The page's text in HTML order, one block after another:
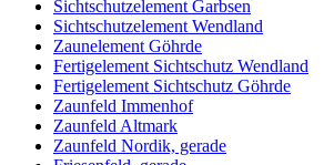
Sichtschutzelement Garbsen
Sichtschutzelement Wendland
Zaunelement Göhrde
Fertigelement Sichtschutz Wendland
Fertigelement Sichtschutz Göhrde
Zaunfeld Immenhof
Zaunfeld Altmark
Zaunfeld Nordik, gerade